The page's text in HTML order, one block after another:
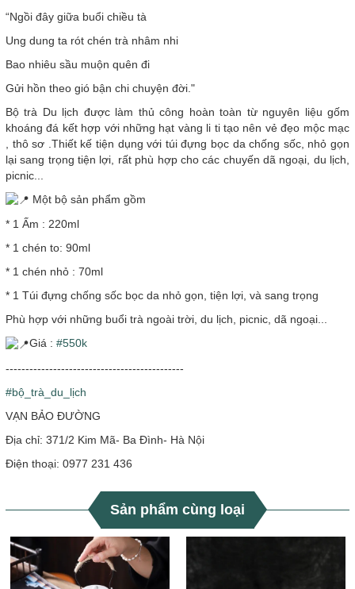
“Ngồi đây giữa buổi chiều tà
Ung dung ta rót chén trà nhâm nhi
Bao nhiêu sầu muộn quên đi
Gửi hồn theo gió bận chi chuyện đời."
Bộ trà Du lịch được làm thủ công hoàn toàn từ nguyên liệu gốm
khoáng đá kết hợp với những hạt vàng li ti tạo nên vẻ đẹo mộc mạc
, thô sơ .Thiết kế tiện dụng với túi đựng bọc da chống sốc, nhỏ gọn
lại sang trọng tiện lợi, rất phù hợp cho các chuyến dã ngoại, du lịch,
picnic...
Một bộ sản phẩm gồm
* 1 Ấm : 220ml
* 1 chén to: 90ml
* 1 chén nhỏ : 70ml
* 1 Túi đựng chống sốc bọc da nhỏ gọn, tiện lợi, và sang trọng
Phù hợp với những buổi trà ngoài trời, du lịch, picnic, dã ngoại...
Giá : #550k
---------------------------------------------
#bộ_trà_du_lịch
VẠN BẢO ĐƯỜNG
Địa chỉ: 371/2 Kim Mã- Ba Đình- Hà Nội
Điện thoại: 0977 231 436
Sản phẩm cùng loại